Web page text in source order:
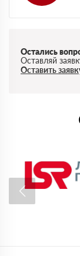
Остались
Оставляй
Оставить